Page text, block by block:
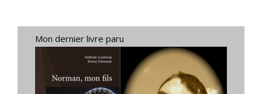
Mon dernier livre paru